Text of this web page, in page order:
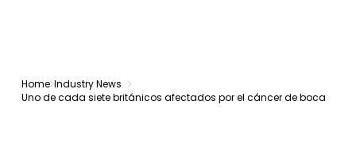
Home Industry News
Uno de cada siete británicos afectados por el cáncer de boca